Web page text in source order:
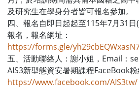
及研究生在學身分者皆可報名參加。
四、報名自即日起起至115年7月31
報名，報名網址：
https://forms.gle/
五、活動聯絡人：謝小姐，Email：
AIS3新型態資安暑期課程FaceBook粉
https://www.facebook.com/AIS3tw/